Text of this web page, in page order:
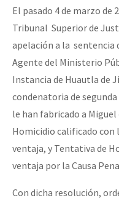
El pasado 4 de marzo de
Tribunal Superior de
apelación a la
Agente del Ministerio
Instancia de Huautla de
condenatoria de
le han fabricado a Miguel
Homicidio calificado con
ventaja, y Tentativa de
ventaja por la Causa
Con dicha resolución,